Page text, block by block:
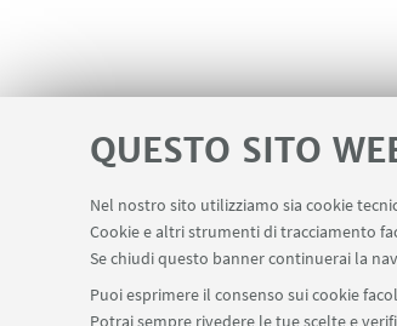
QUESTO SITO
Nel nostro sito utilizziamo sia cookie
Cookie e altri strumenti di tracciamento
Se chiudi questo banner continuerai la
Puoi esprimere il consenso sui cookie
Potrai sempre rivedere le tue scelte e